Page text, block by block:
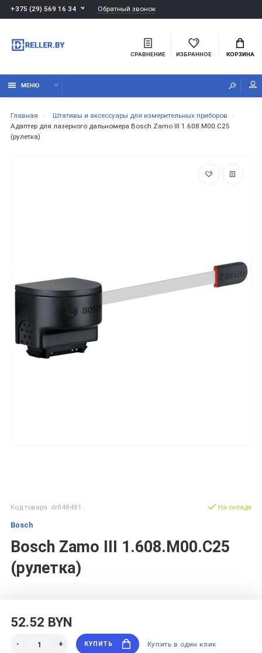
+375 (29) 569 16 34 Обратный звонок
СРАВНЕНИЕ ИЗБРАННОЕ КОРЗИНА
МЕНЮ
Главная
Штативы и аксессуары для измерительных приборов
Адаптер для лазерного дальномера Bosch Zamo III 1.608.M00.C25
(рулетка)
Код товара: dr048481
Bosch
Bosch Zamo III 1.608.M00.C25
(рулетка)
На складе
52.52 BYN
КУПИТЬ Купить в один клик